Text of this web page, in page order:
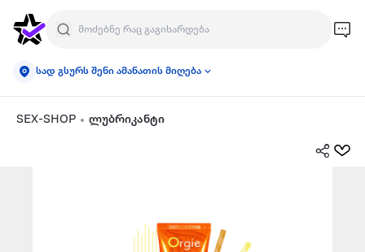
სად გსურს შენი ამანათის მიღება
SEX-SHOP ლუბრიკანტი